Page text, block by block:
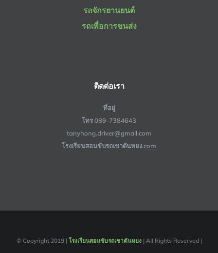
รถจักรยานยนต์
รถเพื่อการขนส่ง
ติดต่อเรา
ที่อยู่
โทร 089-7384643
tanyhong.driver@gmail.com
โรงเรียนสอนขับรถเขาตันหยง.com
© Copyright 2019 | โรงเรียนสอนขับรถเขาตันหยง| All Rights Reserved |